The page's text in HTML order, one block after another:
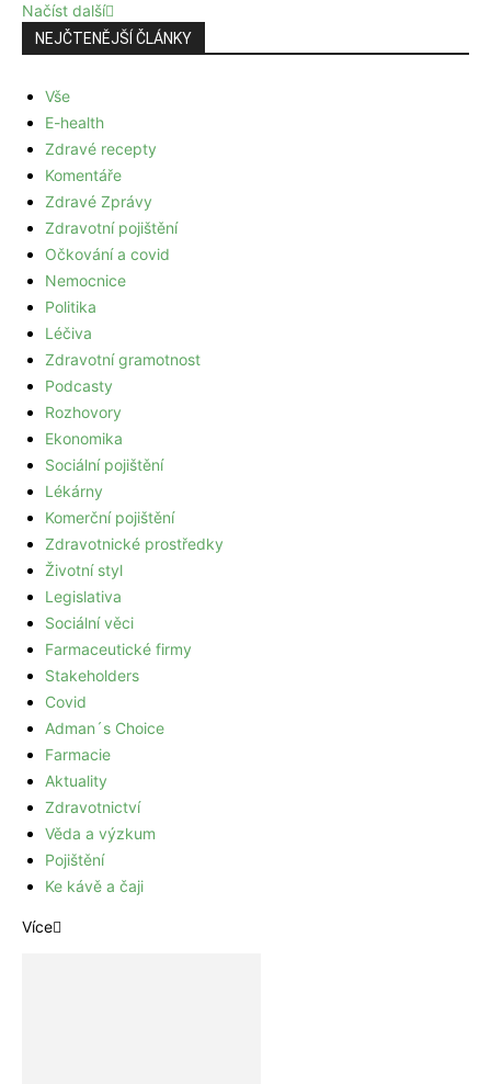
Načíst další
NEJČTENĚJŠÍ ČLÁNKY
Vše
E-health
Zdravé recepty
Komentáře
Zdravé Zprávy
Zdravotní pojištění
Očkování a covid
Nemocnice
Politika
Léčiva
Zdravotní gramotnost
Podcasty
Rozhovory
Ekonomika
Sociální pojištění
Lékárny
Komerční pojištění
Zdravotnické prostředky
Životní styl
Legislativa
Sociální věci
Farmaceutické firmy
Stakeholders
Covid
Adman´s Choice
Farmacie
Aktuality
Zdravotnictví
Věda a výzkum
Pojištění
Ke kávě a čaji
Více